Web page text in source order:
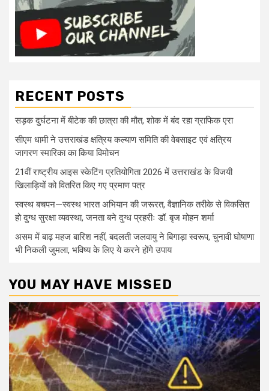
RECENT POSTS
सड़क दुर्घटना में बीटेक की छात्रा की मौत, शोक में बंद रहा ग्राफिक एरा
सीएम धामी ने उत्तराखंड क्षत्रिय कल्याण समिति की वेबसाइट एवं क्षत्रिय
जागरण स्मारिका का किया विमोचन
21वीं राष्ट्रीय आइस स्केटिंग प्रतियोगिता 2026 में उत्तराखंड के विजयी
खिलाड़ियों को वितरित किए गए प्रमाण पत्र
स्वस्थ बचपन—स्वस्थ भारत अभियान की जरूरत, वैज्ञानिक तरीके से विकसित
हो दुग्ध सुरक्षा व्यवस्था, जनता बने दुग्ध प्रहरीः डॉ. बृज मोहन शर्मा
असम में बाढ़ महज बारिश नहीं, बदलती जलवायु ने बिगाड़ा स्वरूप, चुनावी घोषाणा
भी निकली जुमला, भविष्य के लिए ये करने होंगे उपाय
YOU MAY HAVE MISSED